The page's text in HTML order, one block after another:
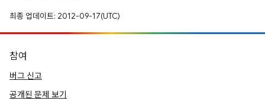
최종 업데이트: 2012-09-17(UTC)
참여
버그 신고
공개된 문제 보기